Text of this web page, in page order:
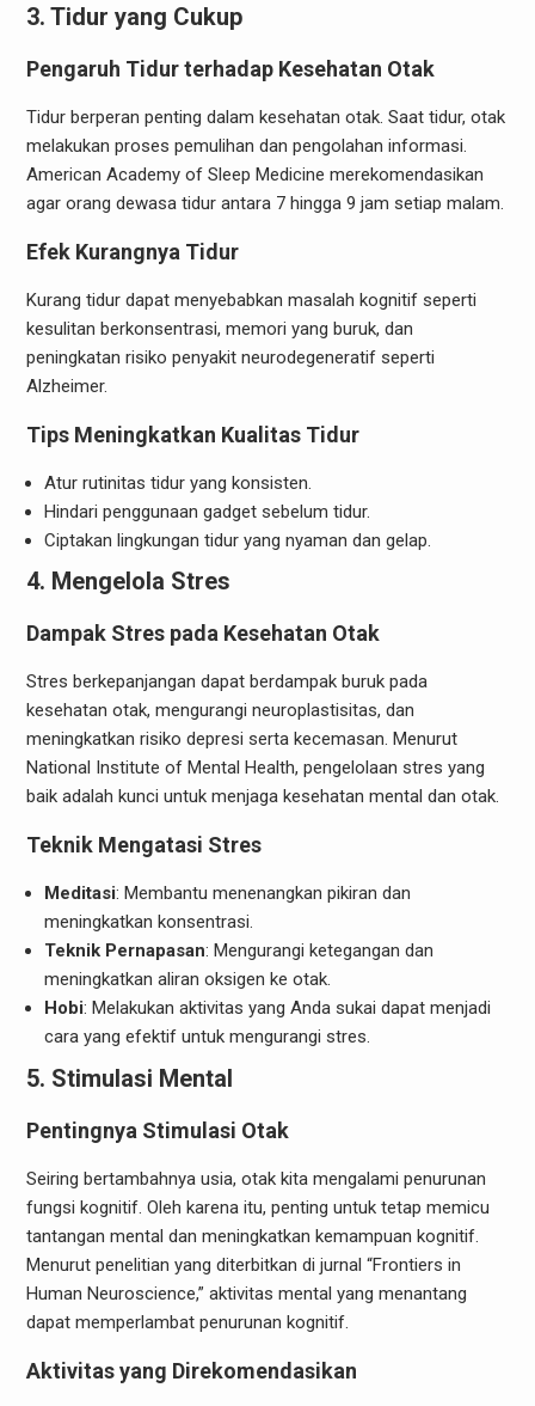
3. Tidur yang Cukup
Pengaruh Tidur terhadap Kesehatan Otak
Tidur berperan penting dalam kesehatan otak. Saat tidur, otak
melakukan proses pemulihan dan pengolahan informasi.
American Academy of Sleep Medicine merekomendasikan
agar orang dewasa tidur antara 7 hingga 9 jam setiap malam.
Efek Kurangnya Tidur
Kurang tidur dapat menyebabkan masalah kognitif seperti
kesulitan berkonsentrasi, memori yang buruk, dan
peningkatan risiko penyakit neurodegeneratif seperti
Alzheimer.
Tips Meningkatkan Kualitas Tidur
Atur rutinitas tidur yang konsisten.
Hindari penggunaan gadget sebelum tidur.
Ciptakan lingkungan tidur yang nyaman dan gelap.
4. Mengelola Stres
Dampak Stres pada Kesehatan Otak
Stres berkepanjangan dapat berdampak buruk pada
kesehatan otak, mengurangi neuroplastisitas, dan
meningkatkan risiko depresi serta kecemasan. Menurut
National Institute of Mental Health, pengelolaan stres yang
baik adalah kunci untuk menjaga kesehatan mental dan otak.
Teknik Mengatasi Stres
Meditasi: Membantu menenangkan pikiran dan
meningkatkan konsentrasi.
Teknik Pernapasan: Mengurangi ketegangan dan
meningkatkan aliran oksigen ke otak.
Hobi: Melakukan aktivitas yang Anda sukai dapat menjadi
cara yang efektif untuk mengurangi stres.
5. Stimulasi Mental
Pentingnya Stimulasi Otak
Seiring bertambahnya usia, otak kita mengalami penurunan
fungsi kognitif. Oleh karena itu, penting untuk tetap memicu
tantangan mental dan meningkatkan kemampuan kognitif.
Menurut penelitian yang diterbitkan di jurnal “Frontiers in
Human Neuroscience,” aktivitas mental yang menantang
dapat memperlambat penurunan kognitif.
Aktivitas yang Direkomendasikan